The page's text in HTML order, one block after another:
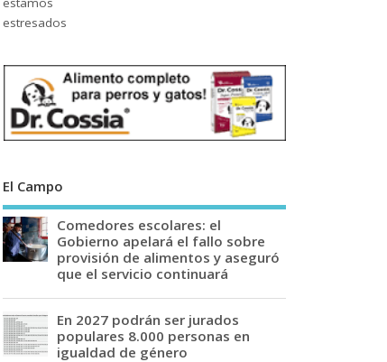
El Campo
Comedores escolares: el
Gobierno apelará el fallo sobre
provisión de alimentos y aseguró
que el servicio continuará
En 2027 podrán ser jurados
populares 8.000 personas en
igualdad de género